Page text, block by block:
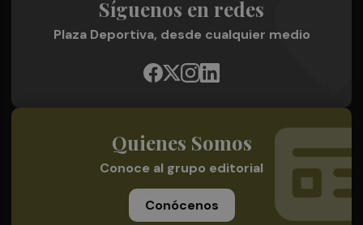
Síguenos en redes
Plaza Deportiva, desde cualquier medio
Quienes Somos
Conoce al grupo editorial
Conócenos